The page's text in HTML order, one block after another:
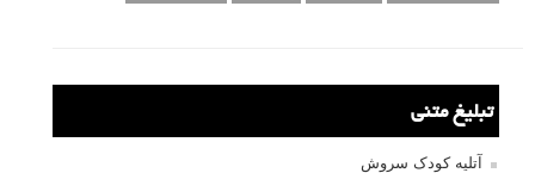
تبلیغ متنی
آتلیه کودک سروش